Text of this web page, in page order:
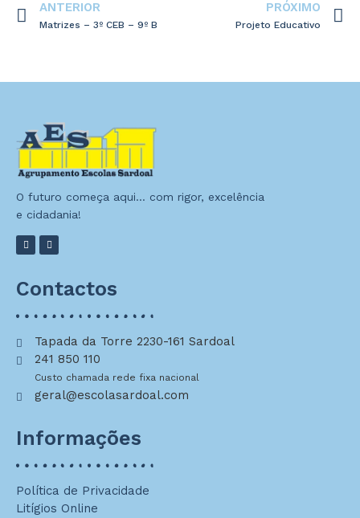
ANTERIOR
Matrizes – 3º CEB – 9º B
PRÓXIMO
Projeto Educativo
O futuro começa aqui… com rigor, excelência
e cidadania!
Contactos
Tapada da Torre 2230-161 Sardoal
241 850 110
Custo chamada rede fixa nacional
geral@escolasardoal.com
Informações
Política de Privacidade
Litígios Online